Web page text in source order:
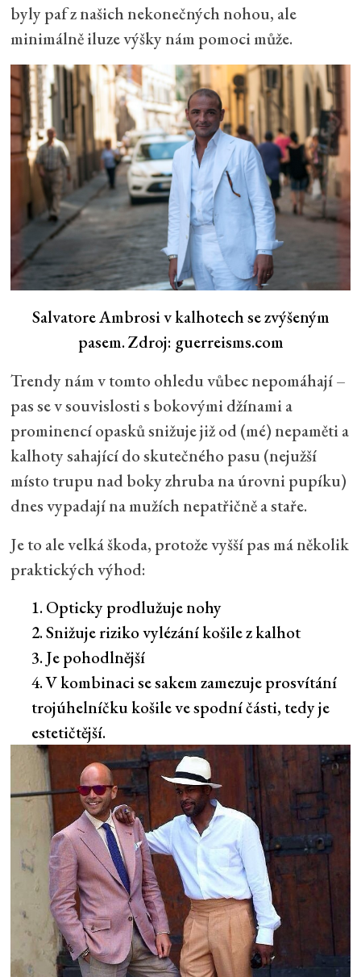
byly paf z našich nekonečných nohou, ale
minimálně iluze výšky nám pomoci může.
Salvatore Ambrosi v kalhotech se zvýšeným
pasem. Zdroj: guerreisms.com
Trendy nám v tomto ohledu vůbec nepomáhají –
pas se v souvislosti s bokovými džínami a
prominencí opasků snižuje již od (mé) nepaměti a
kalhoty sahající do skutečného pasu (nejužší
místo trupu nad boky zhruba na úrovni pupíku)
dnes vypadají na mužích nepatřičně a staře.
Je to ale velká škoda, protože vyšší pas má několik
praktických výhod:
Opticky prodlužuje nohy
Snižuje riziko vylézání košile z kalhot
Je pohodlnější
V kombinaci se sakem zamezuje prosvítání
trojúhelníčku košile ve spodní části, tedy je
estetičtější.